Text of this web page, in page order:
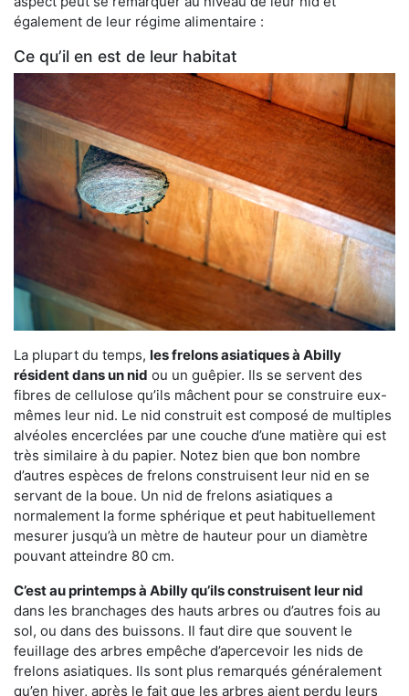
également de leur régime alimentaire :
Ce qu’il en est de leur habitat
La plupart du temps, les frelons asiatiques à Abilly
résident dans un nid ou un guêpier. Ils se servent des
fibres de cellulose qu’ils mâchent pour se construire eux-
mêmes leur nid. Le nid construit est composé de multiples
alvéoles encerclées par une couche d’une matière qui est
très similaire à du papier. Notez bien que bon nombre
d’autres espèces de frelons construisent leur nid en se
servant de la boue. Un nid de frelons asiatiques a
normalement la forme sphérique et peut habituellement
mesurer jusqu’à un mètre de hauteur pour un diamètre
pouvant atteindre 80 cm.
C’est au printemps à Abilly qu’ils construisent leur nid
dans les branchages des hauts arbres ou d’autres fois au
sol, ou dans des buissons. Il faut dire que souvent le
feuillage des arbres empêche d’apercevoir les nids de
frelons asiatiques. Ils sont plus remarqués généralement
qu’en hiver, après le fait que les arbres aient perdu leurs